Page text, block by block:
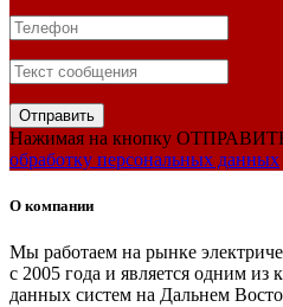
Нажимая на кнопку
обработку персональных данных
О компании
Мы работаем на рынке
с 2005 года и является одним из
данных систем на Дальнем